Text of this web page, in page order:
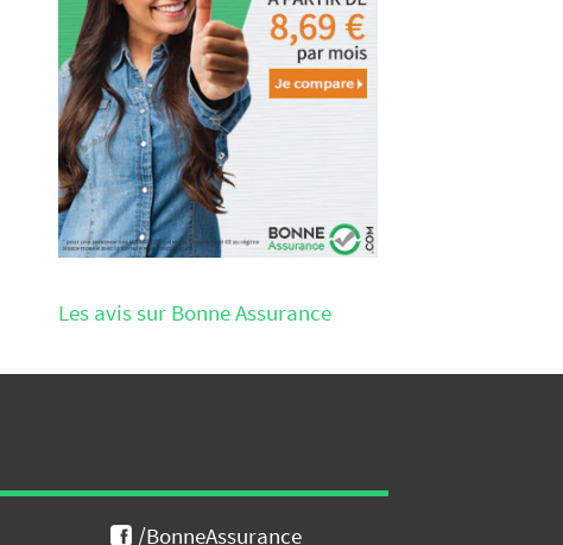
Les avis sur Bonne Assurance
/BonneAssurance